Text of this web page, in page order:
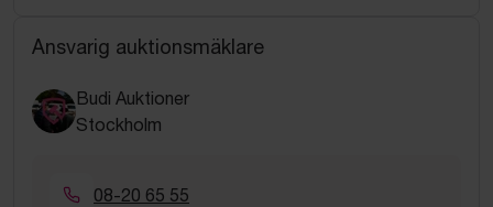
Ansvarig auktionsmäklare
Budi Auktioner
Stockholm
08-20 65 55